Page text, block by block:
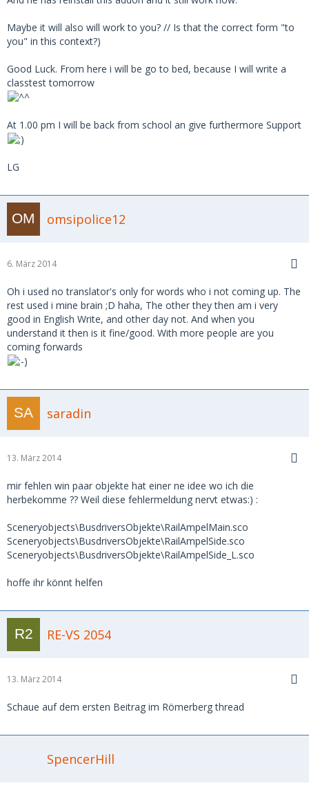
Maybe it will also will work to you? // Is that the correct form "to
you" in this context?)
Good Luck. From here i will be go to bed, because I will write a
classtest tomorrow
At 1.00 pm I will be back from school an give furthermore Support
LG
omsipolice12
6. März 2014
Oh i used no translator's only for words who i not coming up. The
rest used i mine brain ;D haha, The other they then am i very
good in English Write, and other day not. And when you
understand it then is it fine/good. With more people are you
coming forwards
saradin
13. März 2014
mir fehlen win paar objekte hat einer ne idee wo ich die
herbekomme ?? Weil diese fehlermeldung nervt etwas:) :
Sceneryobjects\BusdriversObjekte\RailAmpelMain.sco
Sceneryobjects\BusdriversObjekte\RailAmpelSide.sco
Sceneryobjects\BusdriversObjekte\RailAmpelSide_L.sco
hoffe ihr könnt helfen
RE-VS 2054
13. März 2014
Schaue auf dem ersten Beitrag im Römerberg thread
SpencerHill